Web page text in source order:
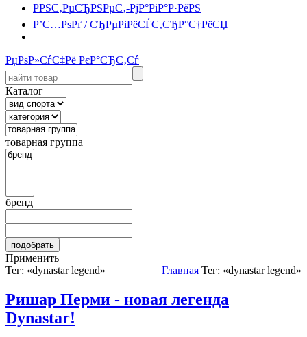
РРЅС‚РµСЂРЅРµС‚-РјР°РіР°Р·РёРЅ
Р’С…РѕРґ / СЂРµРіРёСЃС‚СЂР°С†РёСЏ
РџРѕР»СѓС‡Рё РєР°СЂС‚Сѓ
Каталог
товарная группа
бренд
Применить
Тег: «dynastar legend»
Главная Тег: «dynastar legend»
Ришар Перми - новая легенда
Dynastar!